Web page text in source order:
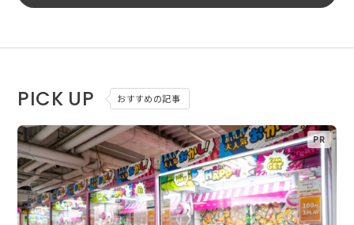
PICK UP おすすめの記事